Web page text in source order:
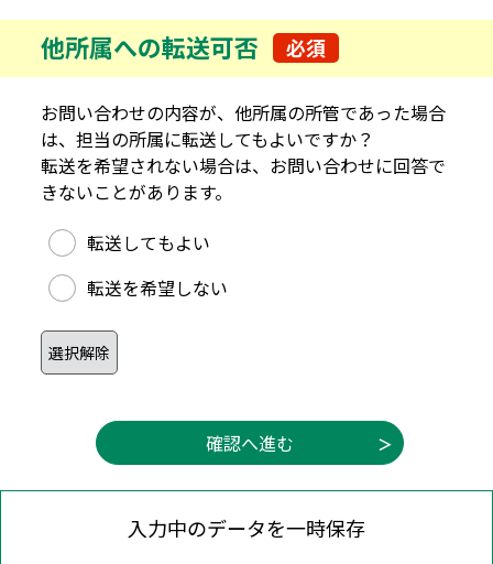
他所属への転送可否 必須
お問い合わせの内容が、他所属の所管であった場合
は、担当の所属に転送してもよいですか？
転送を希望されない場合は、お問い合わせに回答で
きないことがあります。
他所属への転送可否
転送してもよい
転送を希望しない
入力中のデータを一時保存